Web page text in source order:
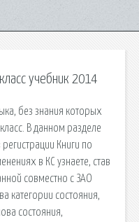
учебник 2014
без знания которых
В данном разделе
Книги по
в КС узнаете, став
совместно с ЗАО
категории состояния,
состояния,